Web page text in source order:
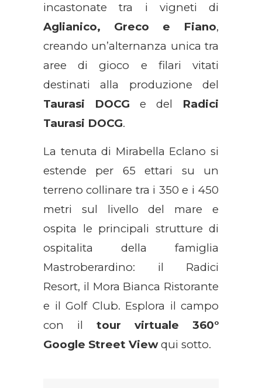
incastonate tra i vigneti di
Aglianico, Greco e Fiano,
creando un’alternanza unica tra
aree di gioco e filari vitati
destinati alla produzione del
Taurasi DOCG e del Radici
Taurasi DOCG.
La tenuta di Mirabella Eclano si
estende per 65 ettari su un
terreno collinare tra i 350 e i 450
metri sul livello del mare e
ospita le principali strutture di
ospitalita della famiglia
Mastroberardino: il Radici
Resort, il Mora Bianca Ristorante
e il Golf Club. Esplora il campo
con il tour virtuale 360°
Google Street Viewqui sotto.